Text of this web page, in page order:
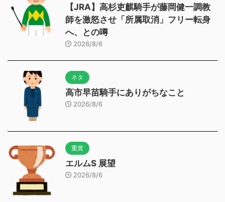
【JRA】高杉吏麒騎手が藤岡健一調教
師を激怒させ「所属取消」フリー転身
へ、との噂
2026/8/6
ネタ
高市早苗騎手にありがちなこと
2026/8/6
重賞
エルムS 展望
2026/8/6